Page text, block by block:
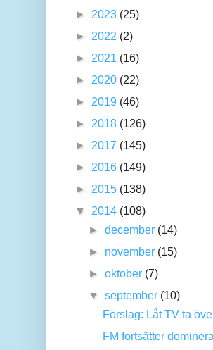
► 2023 (25)
► 2022 (2)
► 2021 (16)
► 2020 (22)
► 2019 (46)
► 2018 (126)
► 2017 (145)
► 2016 (149)
► 2015 (138)
▼ 2014 (108)
►december (14)
► november (15)
►oktober (7)
▼september (10)
Förslag: Låt TV ta
FM fortsätter